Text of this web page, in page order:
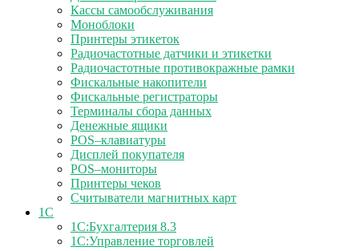
Кассы самообслуживания
Моноблоки
Принтеры этикеток
Радиочастотные датчики и этикетки
Радиочастотные противокражные рамки
Фискальные накопители
Фискальные регистраторы
Терминалы сбора данных
Денежные ящики
POS–клавиатуры
Дисплей покупателя
POS–мониторы
Принтеры чеков
Считыватели магнитных карт
1С
1С:Бухгалтерия 8.3
1С:Управление торговлей